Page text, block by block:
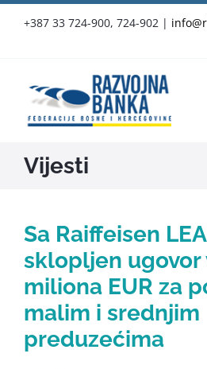
+387 33 724-900, 724-902 |
Vijesti
Sa Raiffeisen
sklopljen ugovor
miliona EUR za
malim i srednjim
preduzećima